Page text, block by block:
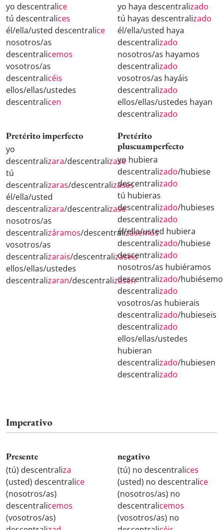
yo descentralice
tú descentralices
él/ella/usted descentralice
nosotros/as
descentralicemos
vosotros/as
descentralicéis
ellos/ellas/ustedes
descentralicen
yo haya descentralizado
tú hayas descentralizado
él/ella/usted haya
descentralizado
nosotros/as hayamos
descentralizado
vosotros/as hayáis
descentralizado
ellos/ellas/ustedes hayan
descentralizado
Pretérito imperfecto
yo
descentralizara/descentralizase
tú
descentralizaras/descentralizases
él/ella/usted
descentralizara/descentralizase
nosotros/as
descentralizáramos/descentralizásemos
vosotros/as
descentralizarais/descentralizaseis
ellos/ellas/ustedes
descentralizaran/descentralizasen
Pretérito
pluscuamperfecto
yo hubiera
descentralizado/hubiese
descentralizado
tú hubieras
descentralizado/hubieses
descentralizado
él/ella/usted hubiera
descentralizado/hubiese
descentralizado
nosotros/as hubiéramos
descentralizado/
descentralizado
vosotros/as hubierais
descentralizado/hubieseis
descentralizado
ellos/ellas/ustedes
hubieran
descentralizado/hubiesen
descentralizado
Imperativo
Presente
(tú) descentraliza
(usted) descentralice
(nosotros/as)
descentralicemos
(vosotros/as)
negativo
(tú) no descentralices
(usted) no descentralice
(nosotros/as) no
descentralicemos
(vosotros/as) no